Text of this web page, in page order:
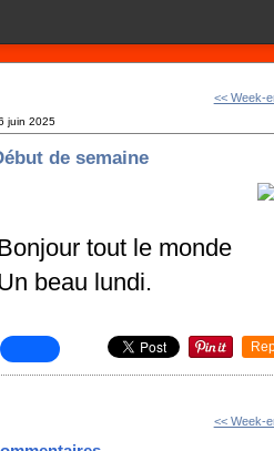
<< Week-
juin 2025
de semaine
tout le monde
beau lundi.
<< Week-